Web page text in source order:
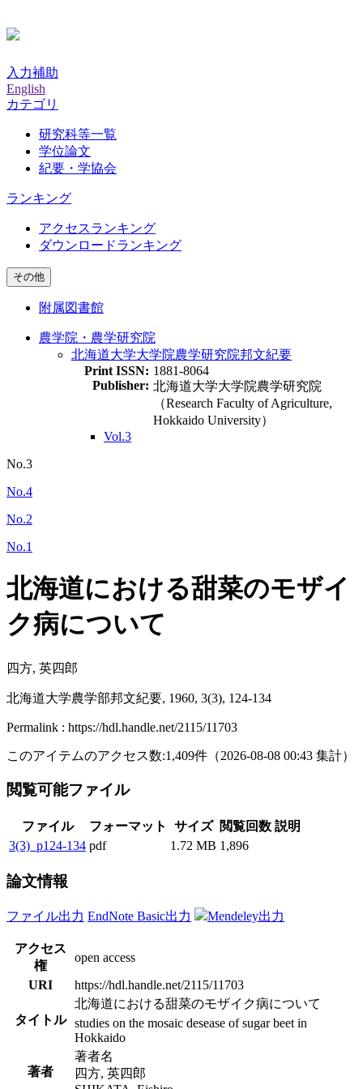
入力補助
English
カテゴリ
研究科等一覧
学位論文
紀要・学協会
ランキング
アクセスランキング
ダウンロードランキング
その他
附属図書館
農学院・農学研究院
北海道大学大学院農学研究院邦文紀要
Print ISSN: 1881-8064
Publisher: 北海道大学大学院農学研究院
（Research Faculty of Agriculture,
Hokkaido University）
Vol.3
No.3
No.4
No.2
No.1
北海道における甜菜のモザイ
ク病について
四方, 英四郎
北海道大学農学部邦文紀要, 1960, 3(3), 124-134
Permalink : https://hdl.handle.net/2115/11703
このアイテムのアクセス数:1,409件 （2026-08-08 00:43 集計）
閲覧可能ファイル
ファイル フォーマット サイズ 閲覧回数 説明
3(3)_p124-134 pdf 1.72 MB 1,896
論文情報
ファイル出力 EndNote Basic出力 Mendeley出力
アクセス
権
open access
URI
https://hdl.handle.net/2115/11703
タイトル
北海道における甜菜のモザイク病について
studies on the mosaic desease of sugar beet in
Hokkaido
著者
著者名
四方, 英四郎